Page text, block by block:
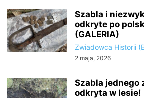
Szabla i
odkryte po
(GALERIA)
Zwiadowca Historii
2 maja, 2026
Szabla jednego
odkryta w lesie!